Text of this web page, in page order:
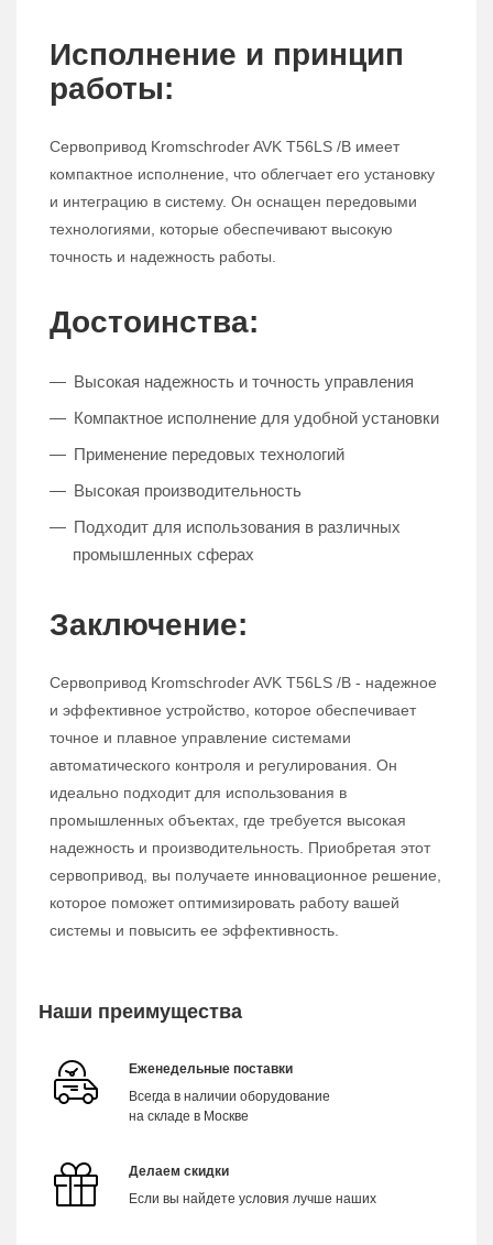
Исполнение и принцип
работы:
Сервопривод Kromschroder AVK T56LS /B имеет
компактное исполнение, что облегчает его установку
и интеграцию в систему. Он оснащен передовыми
технологиями, которые обеспечивают высокую
точность и надежность работы.
Достоинства:
Высокая надежность и точность управления
Компактное исполнение для удобной установки
Применение передовых технологий
Высокая производительность
Подходит для использования в различных
промышленных сферах
Заключение:
Сервопривод Kromschroder AVK T56LS /B - надежное
и эффективное устройство, которое обеспечивает
точное и плавное управление системами
автоматического контроля и регулирования. Он
идеально подходит для использования в
промышленных объектах, где требуется высокая
надежность и производительность. Приобретая этот
сервопривод, вы получаете инновационное решение,
которое поможет оптимизировать работу вашей
системы и повысить ее эффективность.
Наши преимущества
Еженедельные поставки
Всегда в наличии оборудование
на складе в Москве
Делаем скидки
Если вы найдете условия лучше наших